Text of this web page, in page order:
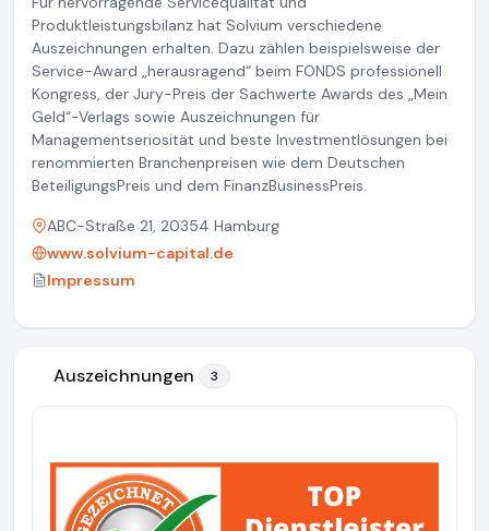
Produktleistungsbilanz hat Solvium verschiedene
Auszeichnungen erhalten. Dazu zählen beispielsweise der
Service-Award „herausragend“ beim FONDS professionell
Kongress, der Jury-Preis der Sachwerte Awards des „Mein
Geld“-Verlags sowie Auszeichnungen für
Managementseriosität und beste Investmentlösungen bei
renommierten Branchenpreisen wie dem Deutschen
BeteiligungsPreis und dem FinanzBusinessPreis.
ABC-Straße 21, 20354 Hamburg
www.solvium-capital.de
Impressum
Auszeichnungen 3